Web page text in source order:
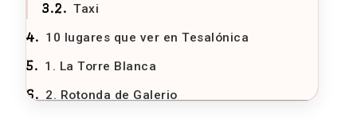
Taxi
10 lugares que ver en Tesalónica
1. La Torre Blanca
2. Rotonda de Galerio